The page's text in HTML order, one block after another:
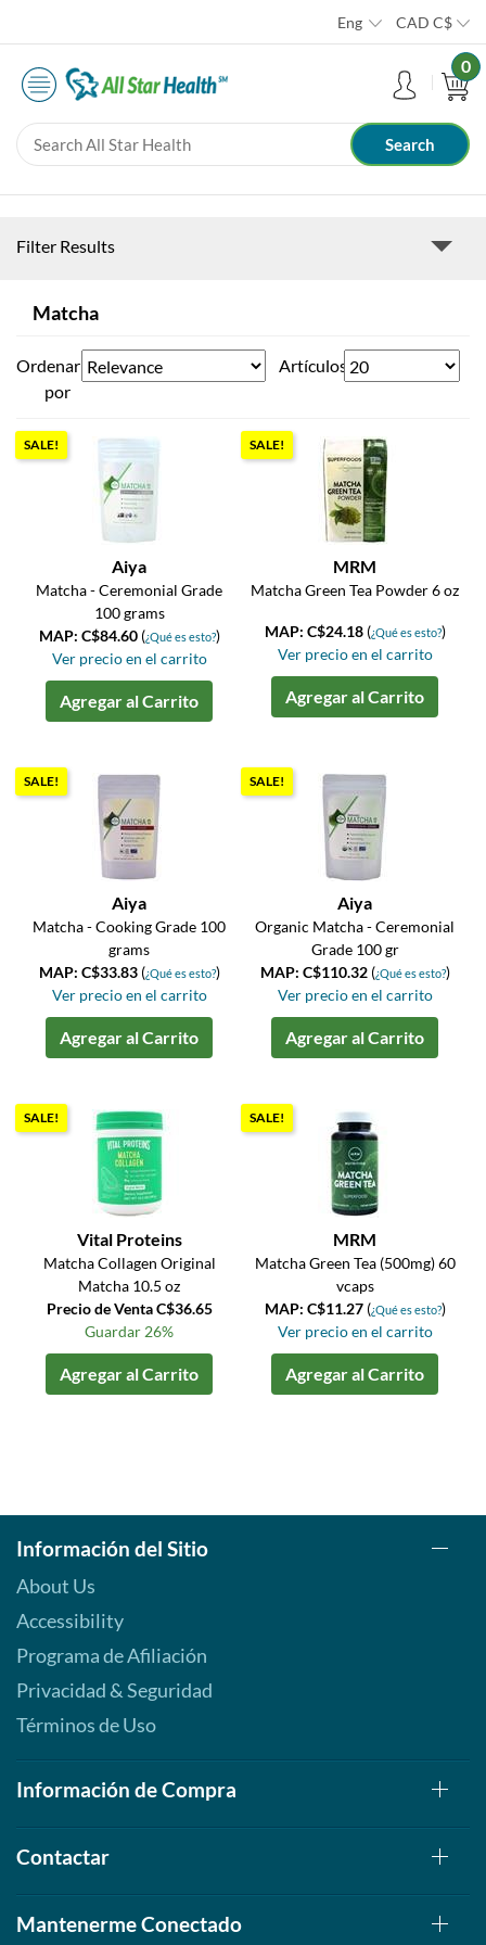
Eng CAD C$
0
Filter Results
Matcha
Ordenar
por
Artículos
SALE!
Aiya
Matcha - Ceremonial Grade
100 grams
MAP: C$84.60 (¿Qué es esto?)
Ver precio en el carrito
Agregar al Carrito
SALE!
MRM
Matcha Green Tea Powder 6 oz
MAP: C$24.18 (¿Qué es esto?)
Ver precio en el carrito
Agregar al Carrito
SALE!
Aiya
Matcha - Cooking Grade 100
grams
MAP: C$33.83 (¿Qué es esto?)
Ver precio en el carrito
Agregar al Carrito
SALE!
Aiya
Organic Matcha - Ceremonial
Grade 100 gr
MAP: C$110.32 (¿Qué es esto?)
Ver precio en el carrito
Agregar al Carrito
SALE!
Vital Proteins
Matcha Collagen Original
Matcha 10.5 oz
Precio de Venta C$36.65
Guardar 26%
Agregar al Carrito
SALE!
MRM
Matcha Green Tea (500mg) 60
vcaps
MAP: C$11.27 (¿Qué es esto?)
Ver precio en el carrito
Agregar al Carrito
Información del Sitio
About Us
Accessibility
Programa de Afiliación
Privacidad & Seguridad
Términos de Uso
Información de Compra
Contactar
Mantenerme Conectado